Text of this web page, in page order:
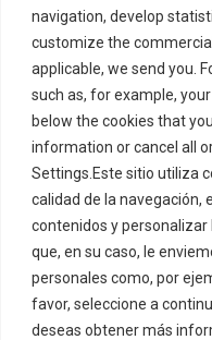
navigation, develop
customize the
applicable, we send you.
such as, for example,
below the cookies that
information or cancel all
Settings.Este sitio utiliza
calidad de la navegación,
contenidos y
que, en su caso, le
personales como, por
favor, seleccione a
deseas obtener más
Juego
© 2022-2026 ZITRO
Northlink Business
NAXXAR, NXR 6345,